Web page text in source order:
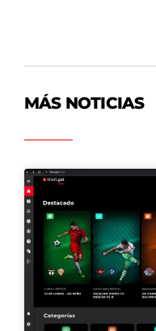
MÁS NOTICIAS